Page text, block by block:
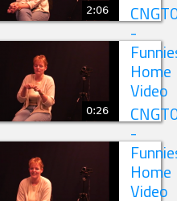
2:06
-
Home
Video
0:26
-
Home
Video